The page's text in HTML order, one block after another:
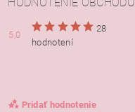
5,0
28
hodnotení
Pridať hodnotenie